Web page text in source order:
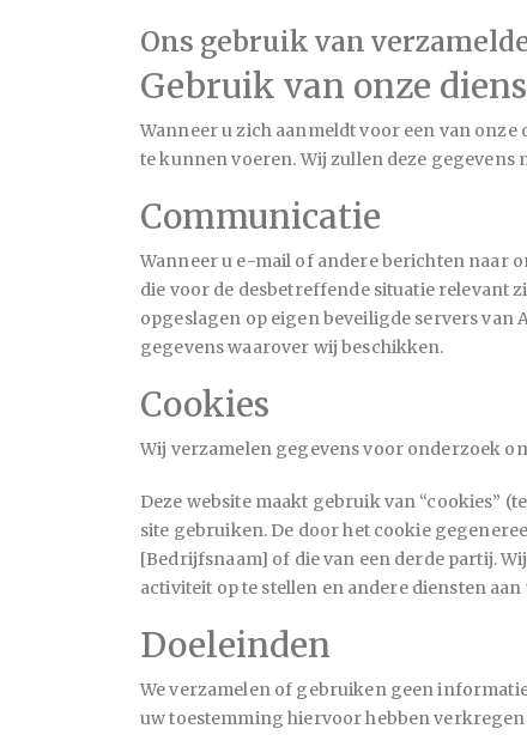
Ons gebruik van
Gebruik van onze
Wanneer u zich aanmeldt voor een van
te kunnen voeren. Wij zullen deze
Communicatie
Wanneer u e-mail of andere berichten naar
die voor de desbetreffende situatie relevant
opgeslagen op eigen beveiligde servers van
gegevens waarover wij beschikken.
Cookies
Wij verzamelen gegevens voor onderzoek
Deze website maakt gebruik van “cookies”
site gebruiken. De door het cookie
[Bedrijfsnaam] of die van een derde partij.
activiteit op te stellen en andere diensten
Doeleinden
We verzamelen of gebruiken geen
uw toestemming hiervoor hebben